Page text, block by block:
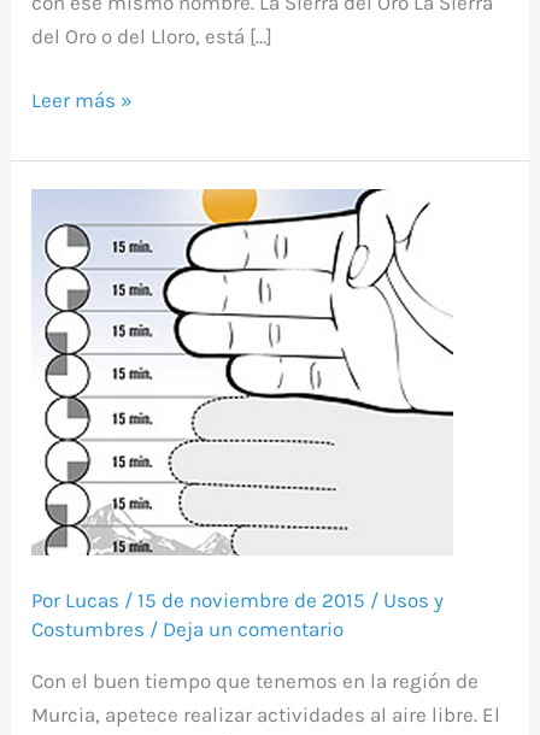
del Oro o del Lloro, está […]
Leer más »
Por Lucas /15 de noviembre de 2015 / Usos y
Costumbres / Deja un comentario
Con el buen tiempo que tenemos en la región de
Murcia, apetece realizar actividades al aire libre. El
las
horas
de
luz
con
tu
mano